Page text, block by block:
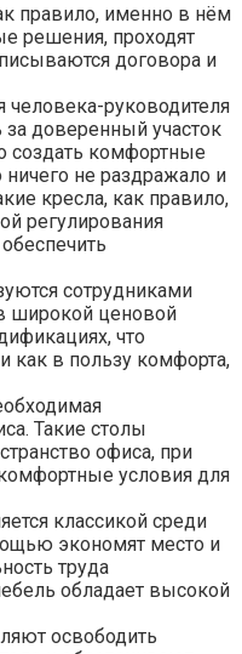
правило, именно в нём
решения, проходят
договора и
человека-руководителя
за доверенный участок
создать комфортные
не раздражало и
кресла, как правило,
регулирования
сотрудниками
широкой ценовой
что
как в пользу комфорта,
Такие столы
офиса, при
условия для
классикой среди
экономят место и
труда
обладает высокой
освободить